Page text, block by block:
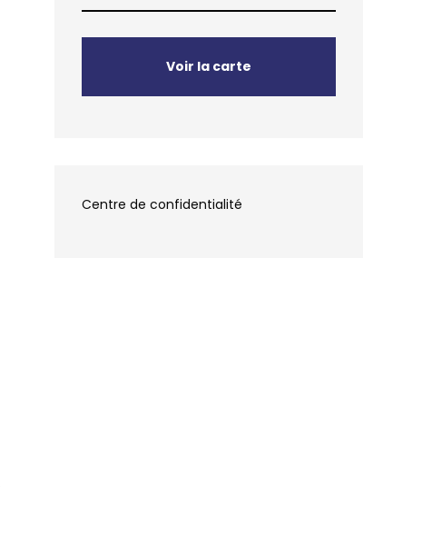
Voir la carte
Centre de confidentialité